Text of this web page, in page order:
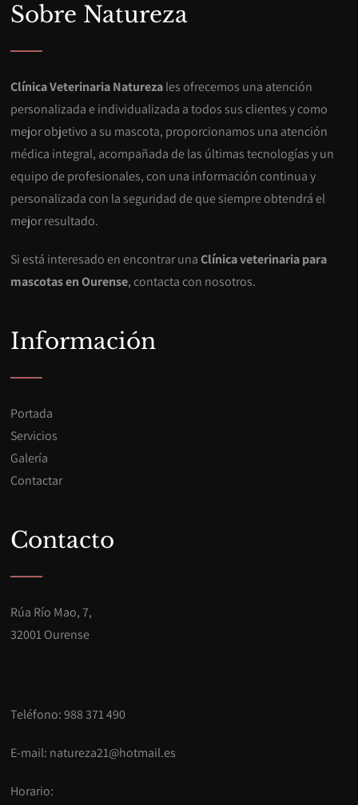
Sobre Natureza
Clínica Veterinaria Naturezales ofrecemos una atención
personalizada e individualizada a todos sus clientes y como
mejor objetivo a su mascota, proporcionamos una atención
médica integral, acompañada de las últimas tecnologías y un
equipo de profesionales, con una información continua y
personalizada con la seguridad de que siempre obtendrá el
mejor resultado.
Si está interesado en encontrar unaClínica veterinaria para
mascotas en Ourense, contacta con nosotros.
Información
Portada
Servicios
Galería
Contactar
Contacto
Rúa Río Mao, 7,
32001 Ourense
Teléfono: 988 371 490
E-mail: natureza21@hotmail.es
Horario: